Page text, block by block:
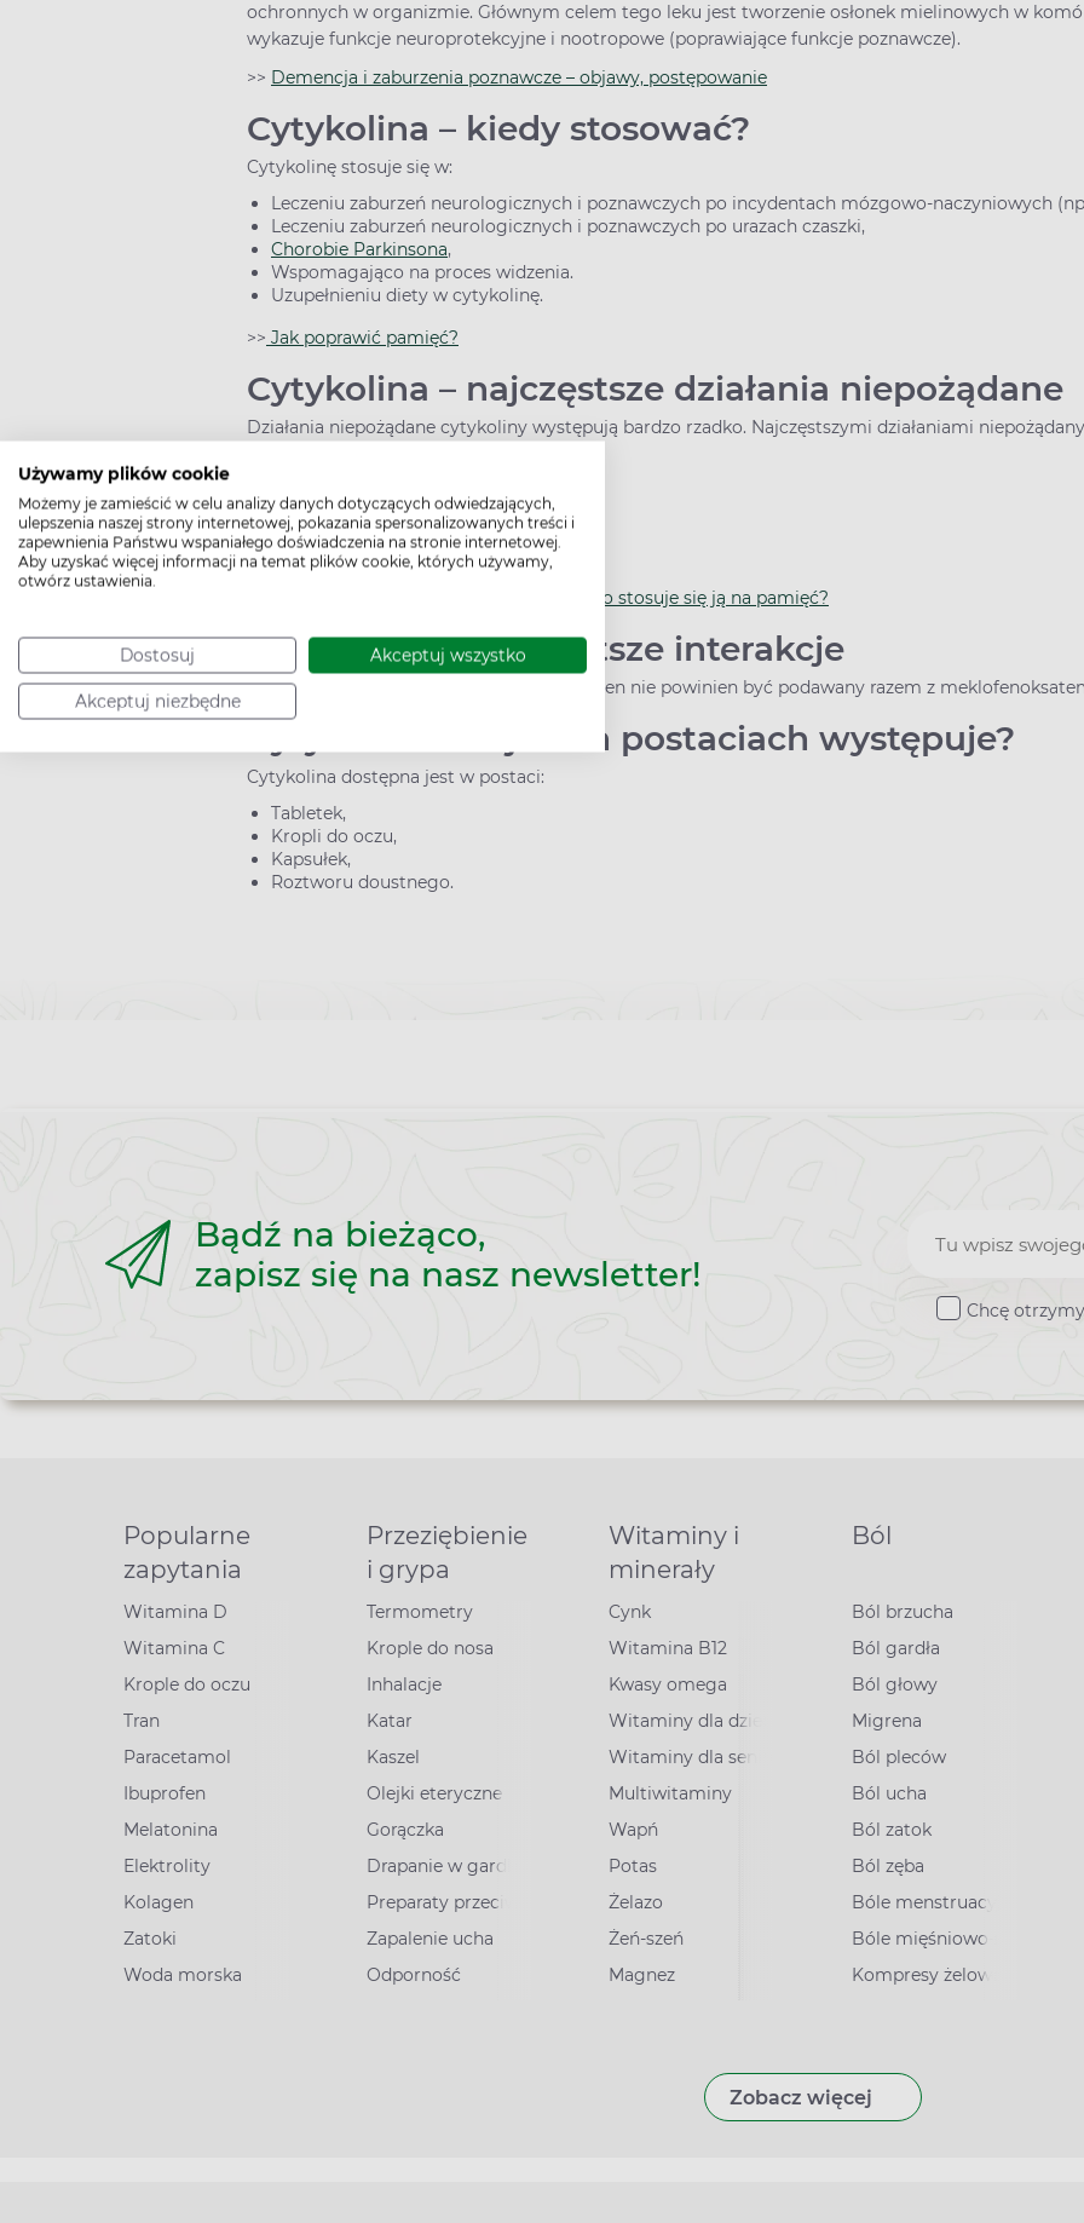
Używamy plików cookie
Możemy je zamieścić w celu analizy danych dotyczących odwiedzających,
ulepszenia naszej strony internetowej, pokazania spersonalizowanych treści i
zapewnienia Państwu wspaniałego doświadczenia na stronie internetowej.
Aby uzyskać więcej informacji na temat plików cookie, których używamy,
otwórz ustawienia.
Dostosuj Akceptuj wszystko
Akceptuj niezbędne
ochronnych w organizmie. Głównym celem tego leku jest tworzenie osłonek mielinowych w
wykazuje funkcje neuroprotekcyjne i nootropowe (poprawiające funkcje poznawcze).
>> Demencja i zaburzenia poznawcze – objawy, postępowanie
Cytykolina – kiedy stosować?
Cytykolinę stosuje się w:
Leczeniu zaburzeń neurologicznych i poznawczych po incydentach mózgowo-naczyniowych
Leczeniu zaburzeń neurologicznych i poznawczych po urazach czaszki,
Chorobie Parkinsona,
Wspomagająco na proces widzenia.
Uzupełnieniu diety w cytykolinę.
>> Jak poprawić pamięć?
Cytykolina – najczęstsze działania niepożądane
Działania niepożądane cytykoliny występują bardzo rzadko. Najczęstszymi działaniami
Zawroty głowy,
Duszność,
Zmiana ciśnienia tętniczego.
Lecytyna − co to za substancja, dlaczego stosuje się ją na pamięć?
Cytykolina – najczęstsze interakcje
Cytykolina nasila działanie lewodopy. Lek ten nie powinien być podawany razem z
Cytykolina – w jakich postaciach występuje?
Cytykolina dostępna jest w postaci:
Tabletek,
Kropli do oczu,
Kapsułek,
Roztworu doustnego.
Bądź na bieżąco,
zapisz się na nasz newsletter!
Zapisz
do
Chcę
Popularne
zapytania
Witamina D
Witamina C
Krople do oczu
Tran
Paracetamol
Ibuprofen
Melatonina
Elektrolity
Kolagen
Zatoki
Woda morska
Przeziębienie
i grypa
Termometry
Krople do nosa
Inhalacje
Katar
Kaszel
Olejki eteryczne
Gorączka
Drapanie w gardle
Preparaty przeciwwirusowe
Zapalenie ucha
Odporność
Witaminy i
minerały
Cynk
Witamina B12
Kwasy omega
Witaminy dla dzieci
Witaminy dla seniorów
Multiwitaminy
Wapń
Potas
Żelazo
Żeń-szeń
Magnez
Ból
Ból brzucha
Ból gardła
Ból głowy
Migrena
Ból pleców
Ból ucha
Ból zatok
Ból zęba
Bóle menstruacyjne
Bóle mięśniowo-stawowe
Kompresy żelowe
Zobacz więcej